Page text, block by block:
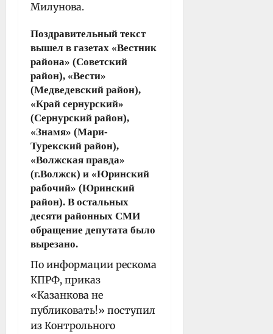
Милунова.
Поздравительный текст
вышел в газетах «Вестник
района» (Советский
район), «Вести»
(Медведевский район),
«Край сернурский»
(Сернурский район),
«Знамя» (Мари-
Турекский район),
«Волжская правда»
(г.Волжск) и «Юринский
рабочий» (Юринский
район). В остальных
десяти районных СМИ
обращение депутата было
вырезано.
По информации рескома
КПРФ, приказ
«Казанкова не
публиковать!» поступил
из Контрольного